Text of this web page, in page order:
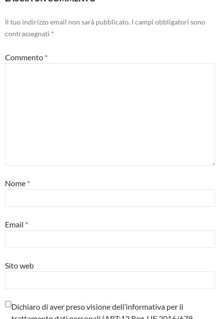
Il tuo indirizzo email non sarà pubblicato. I campi obbligatori sono
contrassegnati *
Commento *
Nome *
Email *
Sito web
Dichiaro di aver preso visione dell’informativa per il